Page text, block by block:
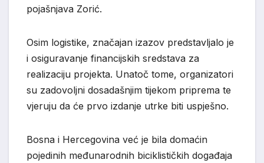
pojašnjava Zorić.
Osim logistike, značajan izazov predstavljalo je
i osiguravanje financijskih sredstava za
realizaciju projekta. Unatoč tome, organizatori
su zadovoljni dosadašnjim tijekom priprema te
vjeruju da će prvo izdanje utrke biti uspješno.
Bosna i Hercegovina već je bila domaćin
pojedinih međunarodnih biciklističkih događaja